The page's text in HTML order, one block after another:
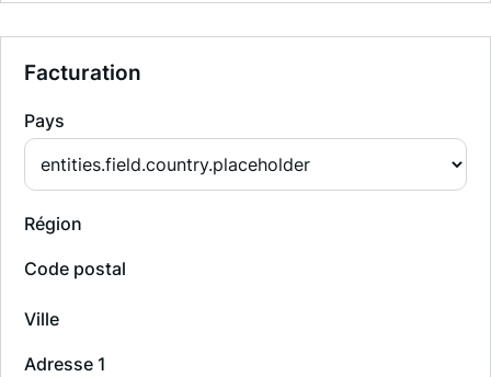
Facturation
Pays
Région
Code postal
Ville
Adresse 1